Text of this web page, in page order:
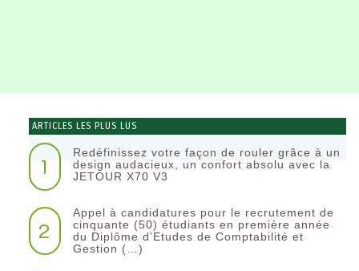
ARTICLES LES PLUS LUS
1
Redéfinissez votre façon de rouler grâce à un
design audacieux, un confort absolu avec la
JETOUR X70 V3
2
Appel à candidatures pour le recrutement de
cinquante (50) étudiants en première année
du Diplôme d’Etudes de Comptabilité et
Gestion (…)